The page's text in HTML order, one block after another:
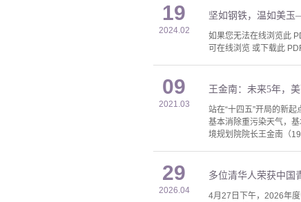
19
2024.02
坚如钢铁，温如美
如果您无法在线浏览此
可在线浏览 或下载此
09
2021.03
王金南：未来5年，
站在“十四五”开局的新
基本消除重污染天气，
境规划院院长王金南（
29
2026.04
多位清华人荣获中国
4月27日下午，2026年